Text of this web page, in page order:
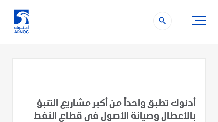
search
أدنوك تطبق واحداً من أكبر مشاريع التنبؤ
بالأعطال وصيانة الأصول في قطاع النفط